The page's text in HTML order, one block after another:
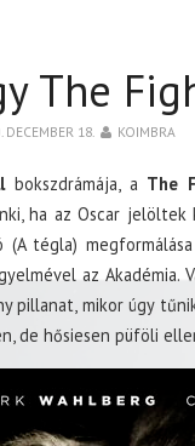
The
DECEMBER 18. KOIMBRA
bokszdrámája, a The
ha az Oscar
(A tégla)
az Akadémia.
pillanat, mikor úgy
de hősiesen püföli